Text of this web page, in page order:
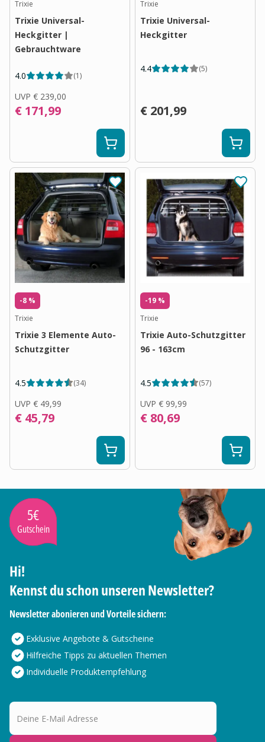
Trixie
Trixie Universal-
Heckgitter |
Gebrauchtware
4.0 (1)
UVP € 239,00
€ 171,99
Trixie
Trixie Universal-
Heckgitter
4.4 (5)
€ 201,99
-8 %
Trixie
Trixie 3 Elemente Auto-
Schutzgitter
4.5 (34)
UVP € 49,99
€ 45,79
-19 %
Trixie
Trixie Auto-Schutzgitter
96 - 163cm
4.5 (57)
UVP € 99,99
€ 80,69
5€
Gutschein
Hi!
Kennst du schon unseren Newsletter?
Newsletter abonieren und Vorteile sichern:
Exklusive Angebote & Gutscheine
Hilfreiche Tipps zu aktuellen Themen
Individuelle Produktempfehlung
Deine E-Mail Adresse